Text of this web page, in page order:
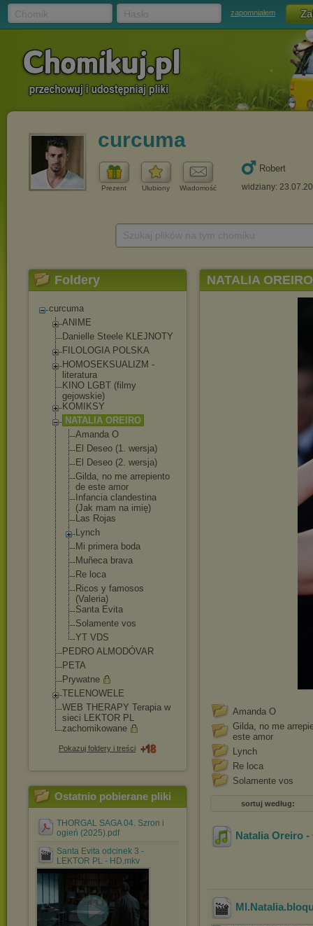
zapomniałem
curcuma
Prezent Ulubiony Wiadomość
Robert
widziany:
Foldery
curcuma
ANIME
Danielle Steele KLEJNOTY
FILOLOGIA POLSKA
HOMOSEKSUALIZM -
literatura
KINO LGBT (filmy
gejowskie)
KOMIKSY
NATALIA OREIRO
Amanda O
El Deseo (1. wersja)
El Deseo (2. wersja)
Gilda, no me arrepiento
de este amor
Infancia clandestina
(Jak mam na imię)
Las Rojas
Lynch
Mi primera boda
Muñeca brava
Re loca
Ricos y famosos
(Valeria)
Santa Evita
Solamente vos
YT VDS
PEDRO ALMODÓVAR
PETA
Prywatne
TELENOWELE
WEB THERAPY Terapia w
sieci LEKTOR PL
zachomikowane
Pokazuj foldery i treści
Ostatnio pobierane pliki
THORGAL SAGA 04. Szron i
ogień (2025).pdf
Santa Evita odcinek 3 -
LEKTOR PL - HD.mkv
NATALIA OREIRO
Amanda O
Gilda, no me
este amor
Lynch
Re loca
Solamente vos
sortuj według:
Natalia Oreiro